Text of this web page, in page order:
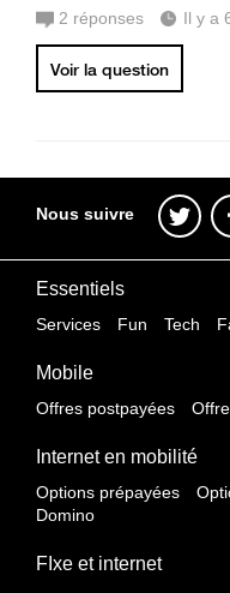
2 réponses Il y a
Voir la question
Nous suivre
Essentiels
Services Fun Tech
Mobile
Offres postpayées
Internet en mobilité
Options prépayées
Domino
FIxe et internet